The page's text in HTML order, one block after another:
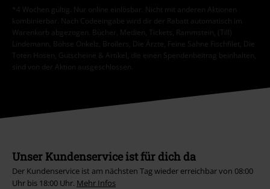
*4 Wochen gültig. Nur online einlösbar. Nicht mit anderen Aktionen
kombinierbar. Nach Codeeingabe wird dir der Rabatt automatisch im
Warenkorb abgezogen. Bücher, Medien, Tickets, Rammstein, (Till)
Lindemann, Böhse Onkelz, Broilers, Die Ärzte, Feine Sahne Fischfilet, Die
Toten Hosen, Gutscheine & Artikel, die einen Spendenbeitrag beinhalten,
sind von der Aktion ausgeschlossen.
Unser Kundenservice ist für dich da
Der Kundenservice ist am nächsten Tag wieder erreichbar von 08:00
Uhr bis 18:00 Uhr. Mehr Infos